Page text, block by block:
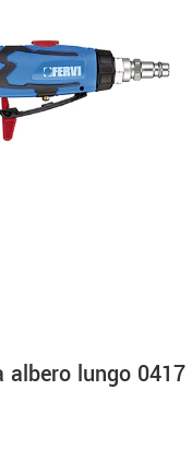
albero lungo 0417